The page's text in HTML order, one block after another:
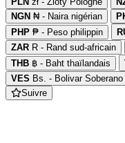
NGN ₦ - Naira nigérian
PHP ₱ - Peso philippin
ZAR R - Rand sud-africain
THB ฿ - Baht thaïlandais
VES Bs. - Bolivar
Suivre